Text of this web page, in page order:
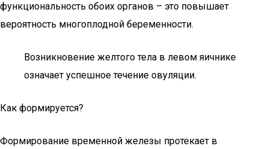
функциональность обоих органов – это повышает
вероятность многоплодной беременности.
Возникновение желтого тела в левом яичнике
означает успешное течение овуляции.
Как формируется?
Формирование временной железы протекает в